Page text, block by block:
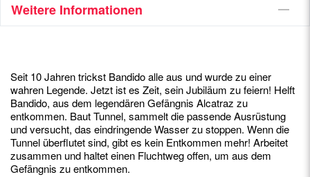
Weitere Informationen
Seit 10 Jahren trickst Bandido alle aus und wurde zu einer
wahren Legende. Jetzt ist es Zeit, sein Jubiläum zu feiern! Helft
Bandido, aus dem legendären Gefängnis Alcatraz zu
entkommen. Baut Tunnel, sammelt die passende Ausrüstung
und versucht, das eindringende Wasser zu stoppen. Wenn die
Tunnel überflutet sind, gibt es kein Entkommen mehr! Arbeitet
zusammen und haltet einen Fluchtweg offen, um aus dem
Gefängnis zu entkommen.